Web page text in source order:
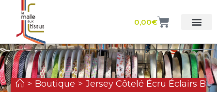
0,00€
> Boutique > Jersey Côtelé Écru Éclairs Bio